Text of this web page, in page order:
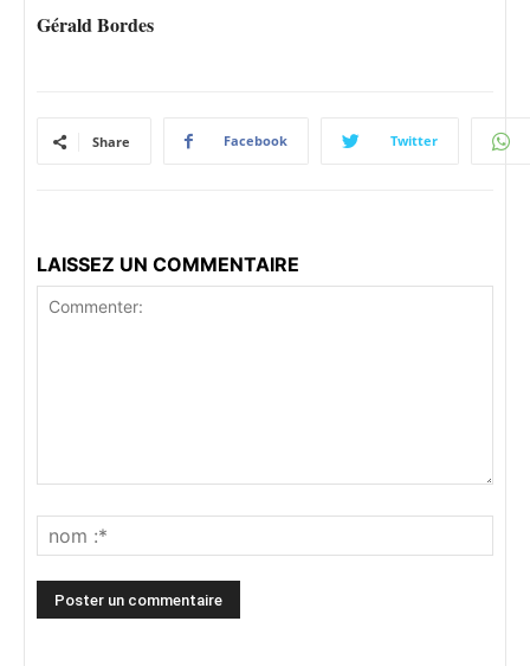
Gérald Bordes
Share Facebook Twitter
LAISSEZ UN COMMENTAIRE